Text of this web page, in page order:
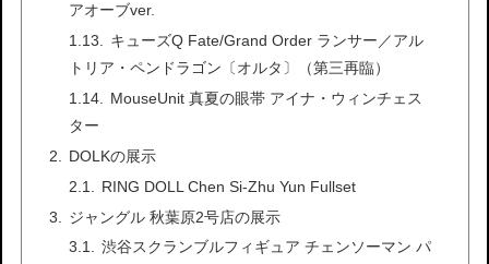
アオーブver.
キューズQ Fate/Grand Order ランサー／アル
トリア・ペンドラゴン〔オルタ〕（第三再臨）
MouseUnit 真夏の眼帯 アイナ・ウィンチェス
ター
DOLKの展示
RING DOLL Chen Si-Zhu Yun Fullset
ジャングル 秋葉原2号店の展示
渋谷スクランブルフィギュア チェンソーマン パ